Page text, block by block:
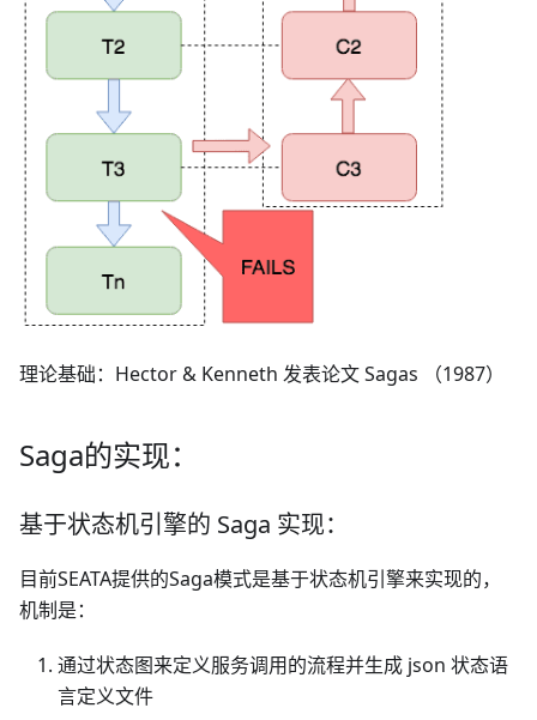
理论基础：Hector & Kenneth 发表论⽂ Sagas （1987）
Saga的实现：
基于状态机引擎的 Saga 实现：
目前SEATA提供的Saga模式是基于状态机引擎来实现的，
机制是：
通过状态图来定义服务调用的流程并生成 json 状态语
言定义文件